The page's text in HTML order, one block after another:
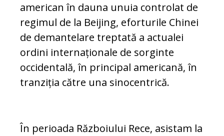
american în dauna unuia controlat de
regimul de la Beijing, eforturile Chinei
de demantelare treptată a actualei
ordini internaționale de sorginte
occidentală, în principal ame­ri­ca­nă, în
tranziția către una sinocentrică.
În perioada Războiului Rece, asistam la